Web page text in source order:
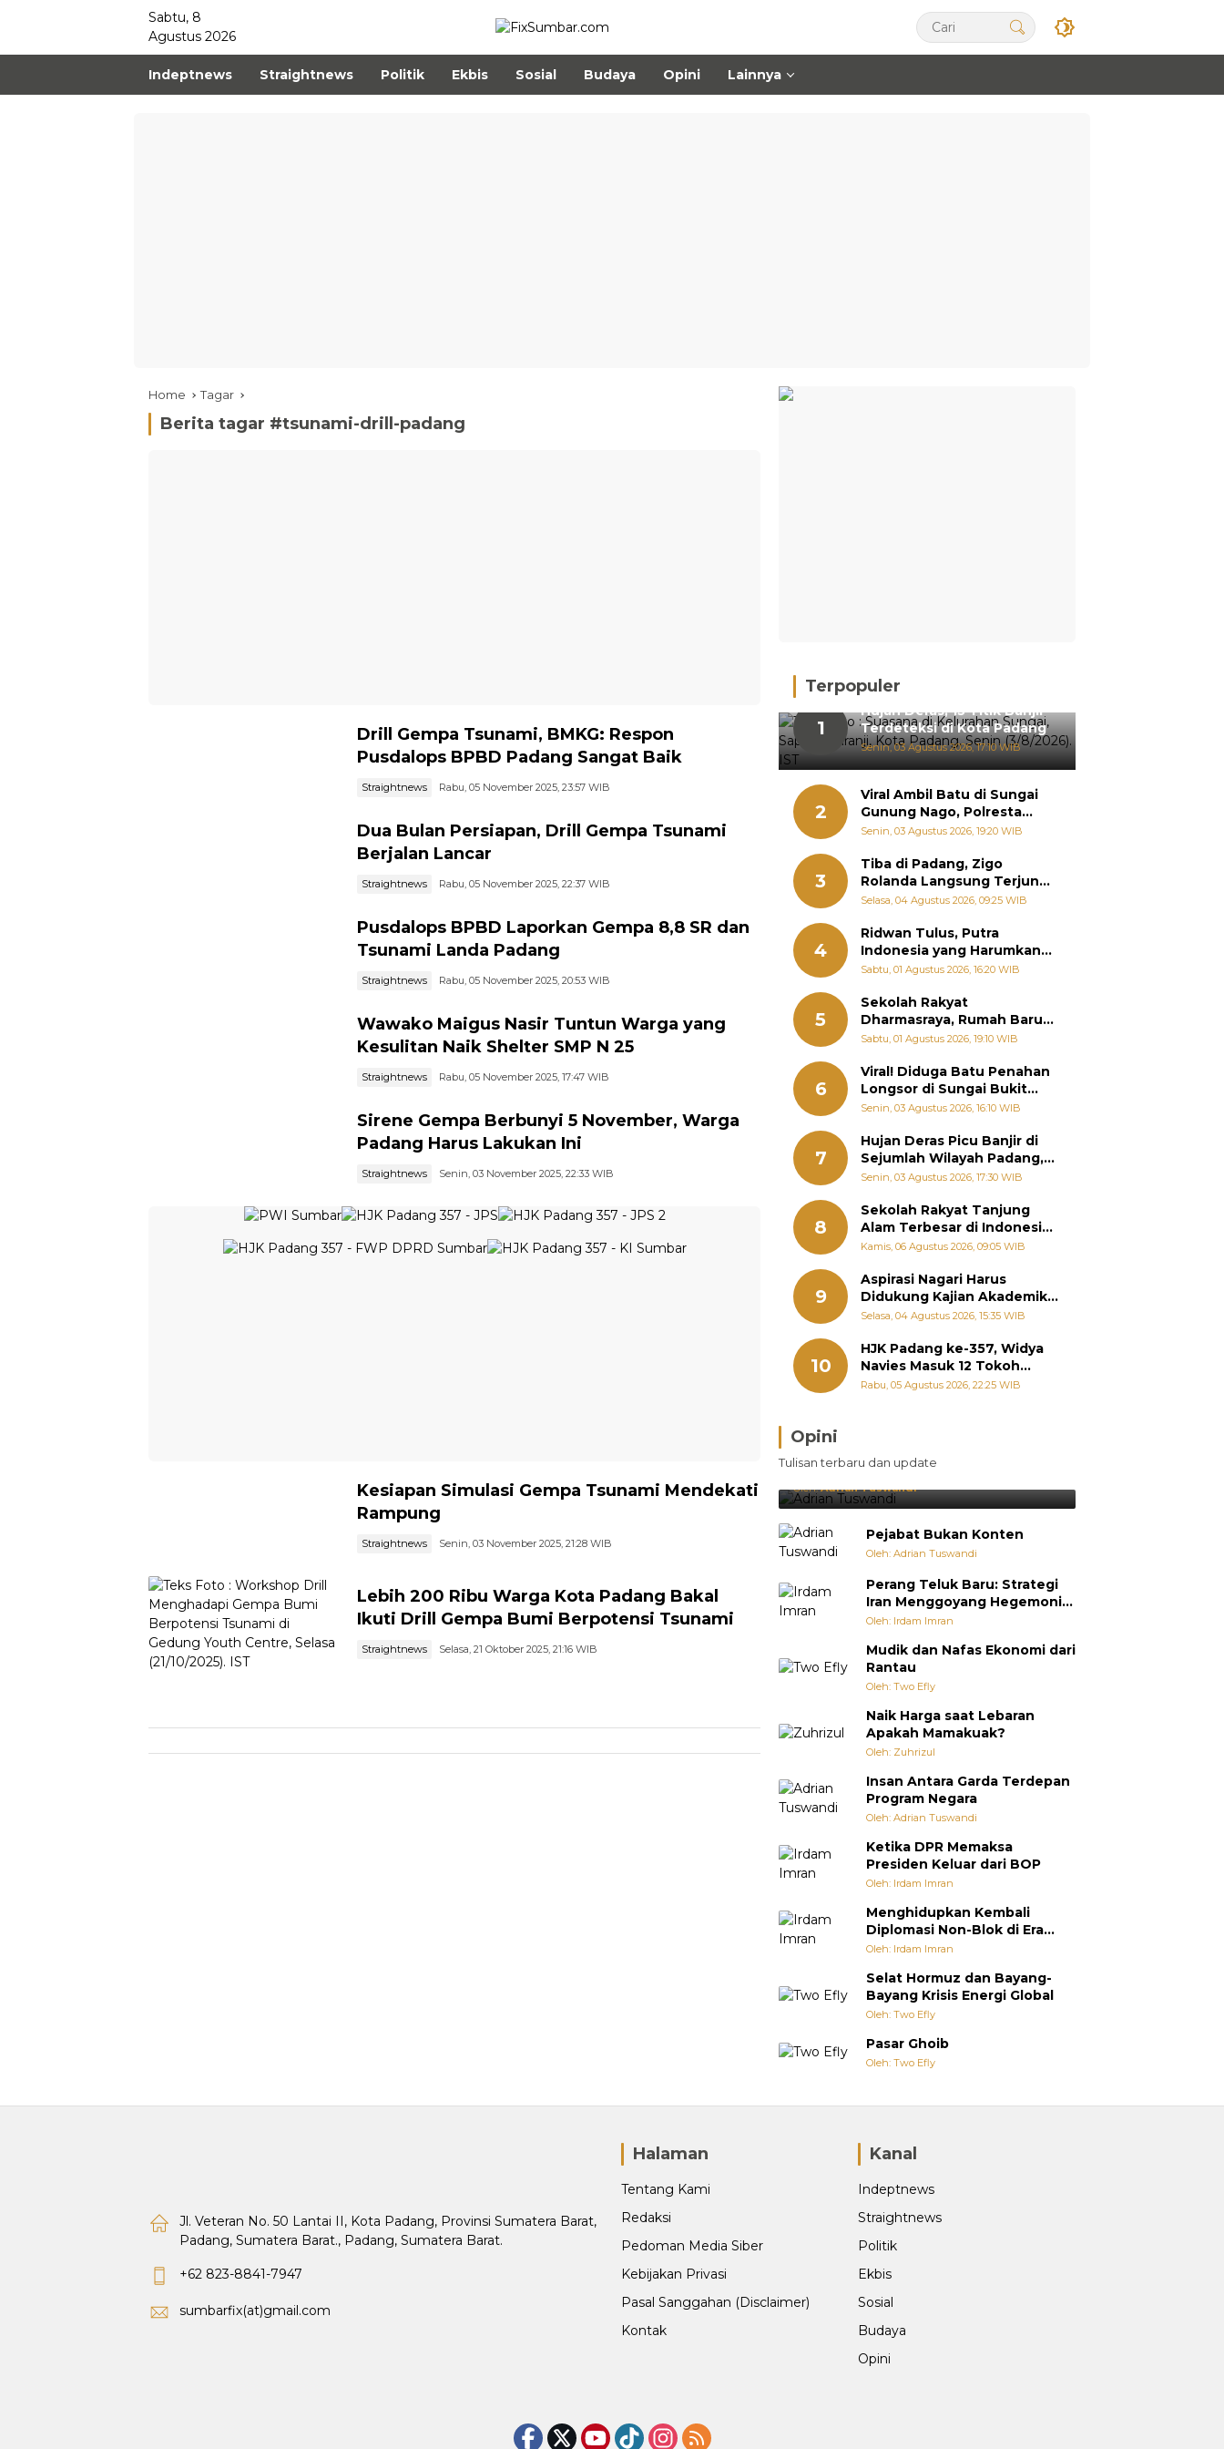
Sabtu, 8
Agustus 2026
Indeptnews Straightnews Politik Ekbis Sosial Budaya Opini Lainnya
Home Tagar
Berita tagar #tsunami-drill-padang
Drill Gempa Tsunami, BMKG: Respon
Pusdalops BPBD Padang Sangat Baik
Straightnews Rabu, 05 November 2025, 23:57 WIB
Dua Bulan Persiapan, Drill Gempa Tsunami
Berjalan Lancar
Straightnews Rabu, 05 November 2025, 22:37 WIB
Pusdalops BPBD Laporkan Gempa 8,8 SR dan
Tsunami Landa Padang
Straightnews Rabu, 05 November 2025, 20:53 WIB
Wawako Maigus Nasir Tuntun Warga yang
Kesulitan Naik Shelter SMP N 25
Straightnews Rabu, 05 November 2025, 17:47 WIB
Sirene Gempa Berbunyi 5 November, Warga
Padang Harus Lakukan Ini
Straightnews Senin, 03 November 2025, 22:33 WIB
Kesiapan Simulasi Gempa Tsunami Mendekati
Rampung
Straightnews Senin, 03 November 2025, 21:28 WIB
Lebih 200 Ribu Warga Kota Padang Bakal
Ikuti Drill Gempa Bumi Berpotensi Tsunami
Straightnews Selasa, 21 Oktober 2025, 21:16 WIB
Terpopuler
1
Hujan Deras, 15 Titik Banjir
Terdeteksi di Kota Padang
Senin, 03 Agustus 2026, 17:10 WIB
2
Viral Ambil Batu di Sungai
Gunung Nago, Polresta
Padang Ungkap Fakta
Senin, 03 Agustus 2026, 19:20 WIB
3
Tiba di Padang, Zigo
Rolanda Langsung Terjun
Bantu Warga Terdampak
Selasa, 04 Agustus 2026, 09:25 WIB
4
Ridwan Tulus, Putra
Indonesia yang Harumkan
Nama Bangsa hingga
Jepang
Sabtu, 01 Agustus 2026, 16:20 WIB
5
Sekolah Rakyat
Dharmasraya, Rumah Baru
268 Anak Menggapai Mimpi
Kemiskinan
Sabtu, 01 Agustus 2026, 19:10 WIB
6
Viral! Diduga Batu Penahan
Longsor di Sungai Bukit
Nago Padang Diambil, Warga
Senin, 03 Agustus 2026, 16:10 WIB
7
Hujan Deras Picu Banjir di
Sejumlah Wilayah Padang,
Fadly Amran Perintahkan
Senin, 03 Agustus 2026, 17:30 WIB
8
Sekolah Rakyat Tanjung
Alam Terbesar di Indonesia,
Groundbreaking September
Kamis, 06 Agustus 2026, 09:05 WIB
9
Aspirasi Nagari Harus
Didukung Kajian Akademik,
Zigo Rolanda: Agar Mudah
Kementerian
Selasa, 04 Agustus 2026, 15:35 WIB
10
HJK Padang ke-357, Widya
Navies Masuk 12 Tokoh
Masyarakat Penerima
Rabu, 05 Agustus 2026, 22:25 WIB
Opini
Tulisan terbaru dan update
Brasil Lebih Diunggulkan, tetapi
Jepang Selalu Punya Cara Membuat
Kejutan
Oleh:Adrian Tuswandi
Pejabat Bukan Konten
Oleh: Adrian Tuswandi
Perang Teluk Baru: Strategi
Iran Menggoyang Hegemoni
AS dari Dalam
Oleh: Irdam Imran
Mudik dan Nafas Ekonomi dari
Rantau
Oleh: Two Efly
Naik Harga saat Lebaran
Apakah Mamakuak?
Oleh: Zuhrizul
Insan Antara Garda Terdepan
Program Negara
Oleh: Adrian Tuswandi
Ketika DPR Memaksa
Presiden Keluar dari BOP
Oleh: Irdam Imran
Menghidupkan Kembali
Diplomasi Non-Blok di Era
Multipolar
Oleh: Irdam Imran
Selat Hormuz dan Bayang-
Bayang Krisis Energi Global
Oleh: Two Efly
Pasar Ghoib
Oleh: Two Efly
Jl. Veteran No. 50 Lantai II, Kota Padang, Provinsi Sumatera Barat,
Padang, Sumatera Barat., Padang, Sumatera Barat.
+62 823-8841-7947
sumbarfix(at)gmail.com
Halaman
Tentang Kami
Redaksi
Pedoman Media Siber
Kebijakan Privasi
Pasal Sanggahan (Disclaimer)
Kontak
Kanal
Indeptnews
Straightnews
Politik
Ekbis
Sosial
Budaya
Opini